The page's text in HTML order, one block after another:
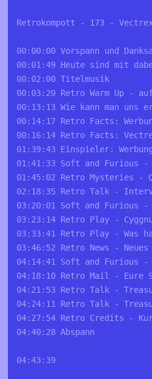
Retrokompott - 173 -
00:00:00 Vorspann und
00:01:49 Heute sind mit
00:02:00 Titelmusik
00:03:20 Retro Warm Up -
00:13:13 Wie kann man uns
00:14:17 Retro Facts:
00:16:14 Retro Facts:
01:39:43 Einspieler:
01:41:33 Soft and Furious -
01:45:02 Retro Mysteries -
02:18:35 Retro Talk -
03:20:01 Soft and Furious -
03:23:14 Retro Play -
03:33:41 Retro Play - Was
03:46:52 Retro News -
04:14:41 Soft and Furious
04:18:10 Retro Mail - Eure
04:21:53 Retro Talk -
04:24:11 Retro Talk -
04:27:54 Retro Credits -
04:40:28 Abspann
04:43:39